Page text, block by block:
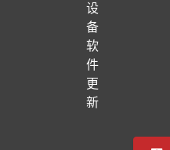
设
备
软
件
更
新